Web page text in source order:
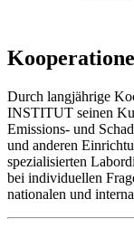
Durch langjährige
INSTITUT seinen
Emissions- und
und anderen
spezialisierten
bei individuellen
nationalen und